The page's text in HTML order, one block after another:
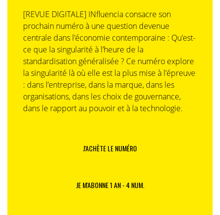
[REVUE DIGITALE] INfluencia consacre son
prochain numéro à une question devenue
centrale dans l’économie contemporaine : Qu’est-
ce que la singularité à l’heure de la
standardisation généralisée ? Ce numéro explore
la singularité là où elle est la plus mise à l’épreuve
: dans l’entreprise, dans la marque, dans les
organisations, dans les choix de gouvernance,
dans le rapport au pouvoir et à la technologie.
J'ACHÈTE LE NUMÉRO
JE M'ABONNE 1 AN - 4 NUM.